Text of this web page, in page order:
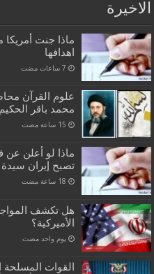
الاخيرة
ماذا جنت
اهدافها
علوم القرآن
محمد باقر الحكيم
ماذا لو أعلن عن
تصبح إيران سيدة
هل تكشف
الأميركية؟
‏يوم واحد مضت
القوات المسلحة